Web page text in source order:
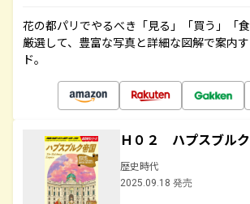
花の都パリでやるべき「見る」「買う」「
厳選して、豊富な写真と詳細な図解で案内
ド。
Ｈ０２ ハプスブル
歴史時代
2025.09.18 発売